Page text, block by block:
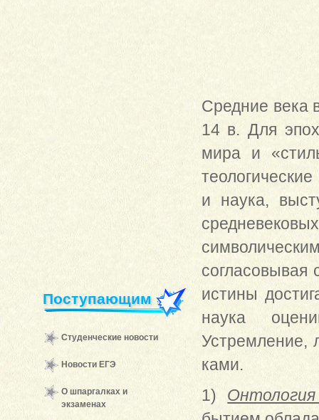
Поступающим
Студенческие новости
Новости ЕГЭ
О шпаргалках и
экзаменах
Средние века
14 в. Для
мира и
и наука,
истины
наука
Устремление,
ками.
1)